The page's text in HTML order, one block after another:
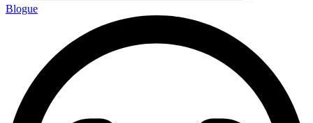
Blogue